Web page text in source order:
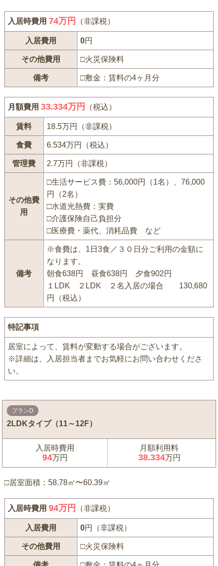
入居時費用74万円 （非課税）
入居費用 0円
その他費用 □火災保険料
備考 □敷金：賃料の4ヶ月分
月額費用33.334万円 （税込）
賃料 18.5万円（非課税）
食費 6.534万円（税込）
管理費 2.7万円（非課税）
その他費
用
□生活サービス費：56,000円（1名）、76,000
円（2名）
□水道光熱費：実費
□介護保険自己負担分
□医療費・薬代、消耗品費 など
備考
※食費は、1日3食／３０日分ご利用の金額に
なります。
朝食638円 昼食638円 夕食902円
１LDK ２LDK ２名入居の場合 130,680
円（税込）
特記事項
居室によって、賃料が変動する場合がございます。
※詳細は、入居担当者までお気軽にお問い合わせくださ
い。
プランD
2LDKタイプ（11～12F）
入居時費用
94万円
月額利用料
38.334万円
□居室面積：58.78㎡〜60.39㎡
入居時費用94万円 （非課税）
入居費用 0円（非課税）
その他費用 □火災保険料